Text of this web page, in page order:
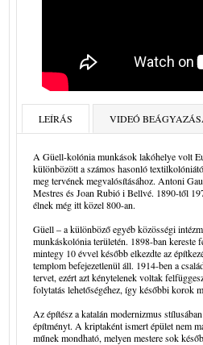
LEÍRÁS VIDEÓ
A Güell-kolónia munkások lakóhelye volt
különbözött a számos hasonló
meg tervének megvalósításához. Antoni
Mestres és Joan Rubió i Bellvé. 1890-től
élnek még itt közel 800-an.
Güell – a különböző egyéb közösségi
munkáskolónia területén. 1898-ban kereste
mintegy 10 évvel később elkezdte az
templom befejezetlenül áll. 1914-ben a
tervet, ezért azt kénytelenek voltak
folytatás lehetőségéhez, így későbbi korok
Az építész a katalán modernizmus
építményt. A kriptaként ismert épület nem
műnek mondható, melyen mestere sok